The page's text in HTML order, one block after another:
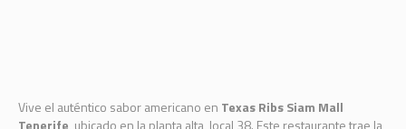
Vive el auténtico sabor americano en Texas Ribs Siam Mall
Tenerife, ubicado en la planta alta, local 38. Este restaurante trae la